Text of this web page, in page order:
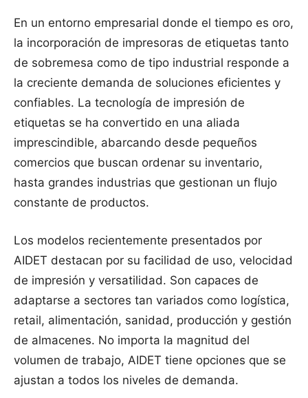
En un entorno empresarial donde el tiempo es oro,
la incorporación de impresoras de etiquetas tanto
de sobremesa como de tipo industrial responde a
la creciente demanda de soluciones eficientes y
confiables. La tecnología de impresión de
etiquetas se ha convertido en una aliada
imprescindible, abarcando desde pequeños
comercios que buscan ordenar su inventario,
hasta grandes industrias que gestionan un flujo
constante de productos.
Los modelos recientemente presentados por
AIDET destacan por su facilidad de uso, velocidad
de impresión y versatilidad. Son capaces de
adaptarse a sectores tan variados como logística,
retail, alimentación, sanidad, producción y gestión
de almacenes. No importa la magnitud del
volumen de trabajo, AIDET tiene opciones que se
ajustan a todos los niveles de demanda.